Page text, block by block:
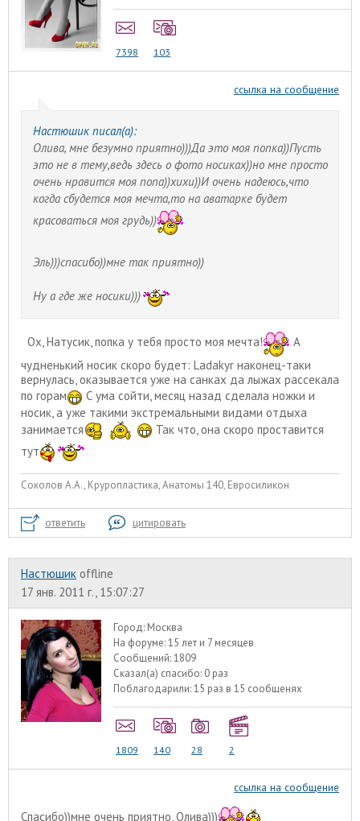
7398 103
ссылка на сообщение
Настюшик писал(а):
Олива, мне безумно приятно)))Да это моя попка))Пусть
это не в тему,ведь здесь о фото носиках))но мне просто
очень нравится моя попа))хихи))И очень надеюсь,что
когда сбудется моя мечта,то на аватарке будет
красоваться моя грудь))
Эль)))спасибо))мне так приятно))
Ну а где же носики)))
Ох, Натусик, попка у тебя просто моя мечта!
А
чудненький носик скоро будет: Ladakyr наконец-таки
вернулась, оказывается уже на санках да лыжах рассекала
по горам
С ума сойти, месяц назад сделала ножки и
носик, а уже такими экстремальными видами отдыха
занимается
Так что, она скоро проставится
тут
Соколов А.А., Круропластика, Анатомы 140, Евросиликон
ответить цитировать
Настюшик offline
17 янв. 2011 г., 15:07:27
Город: Москва
На форуме:15 лет и 7 месяцев
Сообщений:1809
Сказал(а) спасибо: 0 раз
Поблагодарили:15 раз в 15 сообщенях
1809 140 28 2
ссылка на сообщение
Спасибо))мне очень приятно, Олива)))